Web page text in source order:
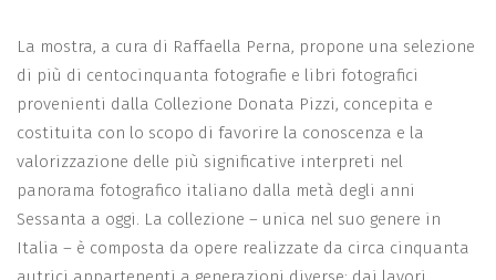
La mostra, a cura di Raffaella Perna, propone una selezione
di più di centocinquanta fotografie e libri fotografici
provenienti dalla Collezione Donata Pizzi, concepita e
costituita con lo scopo di favorire la conoscenza e la
valorizzazione delle più significative interpreti nel
panorama fotografico italiano dalla metà degli anni
Sessanta a oggi. La collezione – unica nel suo genere in
Italia – è composta da opere realizzate da circa cinquanta